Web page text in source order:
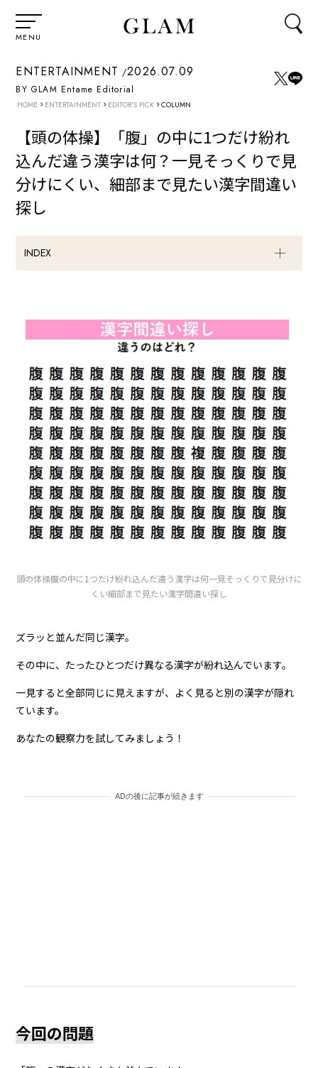
MENU
ENTERTAINMENT 2026.07.09
BY GLAM Entame Editorial
HOME › ENTERTAINMENT › EDITOR'S PICK › COLUMN
【頭の体操】「腹」の中に1つだけ紛れ
込んだ違う漢字は何？一見そっくりで見
分けにくい、細部まで見たい漢字間違い
探し
INDEX
頭の体操腹の中に1つだけ紛れ込んだ違う漢字は何一見そっくりで見分けに
くい細部まで見たい漢字間違い探し
ズラッと並んだ同じ漢字。
その中に、たったひとつだけ異なる漢字が紛れ込んでいます。
一見すると全部同じに見えますが、よく見ると別の漢字が隠れ
ています。
あなたの観察力を試してみましょう！
ADの後に記事が続きます
今回の問題